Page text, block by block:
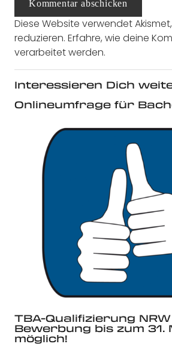
Kommentar abschicken
Diese Website verwendet
reduzieren. Erfahre, wie deine
verarbeitet werden.
Interessieren Dich
Onlineumfrage für
TBA-Qualifizierung
Bewerbung bis zum 31.
möglich!